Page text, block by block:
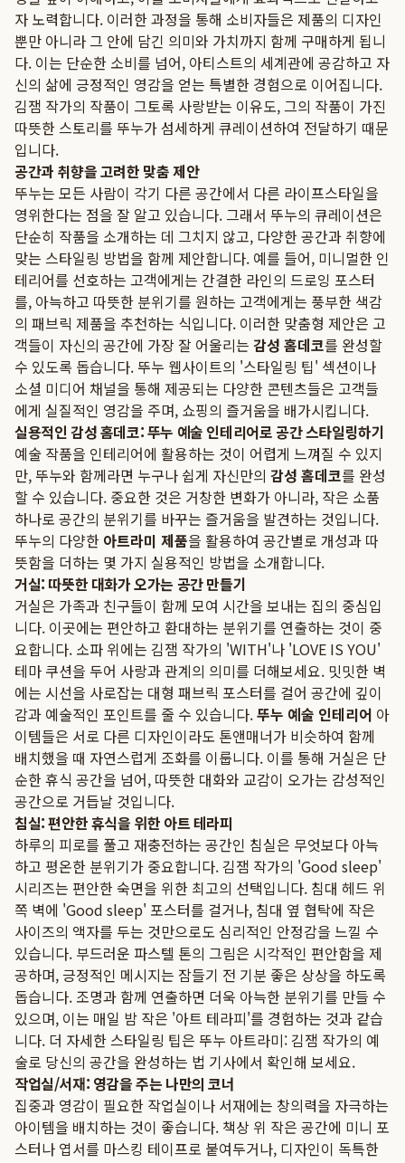
자 노력합니다. 이러한 과정을 통해 소비자들은 제품의 디자인
뿐만 아니라 그 안에 담긴 의미와 가치까지 함께 구매하게 됩니
다. 이는 단순한 소비를 넘어, 아티스트의 세계관에 공감하고 자
신의 삶에 긍정적인 영감을 얻는 특별한 경험으로 이어집니다.
김잼 작가의 작품이 그토록 사랑받는 이유도, 그의 작품이 가진
따뜻한 스토리를 뚜누가 섬세하게 큐레이션하여 전달하기 때문
입니다.
공간과 취향을 고려한 맞춤 제안
뚜누는 모든 사람이 각기 다른 공간에서 다른 라이프스타일을
영위한다는 점을 잘 알고 있습니다. 그래서 뚜누의 큐레이션은
단순히 작품을 소개하는 데 그치지 않고, 다양한 공간과 취향에
맞는 스타일링 방법을 함께 제안합니다. 예를 들어, 미니멀한 인
테리어를 선호하는 고객에게는 간결한 라인의 드로잉 포스터
를, 아늑하고 따뜻한 분위기를 원하는 고객에게는 풍부한 색감
의 패브릭 제품을 추천하는 식입니다. 이러한 맞춤형 제안은 고
객들이 자신의 공간에 가장 잘 어울리는 감성 홈데코를 완성할
수 있도록 돕습니다. 뚜누 웹사이트의 '스타일링 팁' 섹션이나
소셜 미디어 채널을 통해 제공되는 다양한 콘텐츠들은 고객들
에게 실질적인 영감을 주며, 쇼핑의 즐거움을 배가시킵니다.
실용적인 감성 홈데코: 뚜누 예술 인테리어로 공간 스타일링하기
예술 작품을 인테리어에 활용하는 것이 어렵게 느껴질 수 있지
만, 뚜누와 함께라면 누구나 쉽게 자신만의 감성 홈데코를 완성
할 수 있습니다. 중요한 것은 거창한 변화가 아니라, 작은 소품
하나로 공간의 분위기를 바꾸는 즐거움을 발견하는 것입니다.
뚜누의 다양한 아트라미 제품을 활용하여 공간별로 개성과 따
뜻함을 더하는 몇 가지 실용적인 방법을 소개합니다.
거실: 따뜻한 대화가 오가는 공간 만들기
거실은 가족과 친구들이 함께 모여 시간을 보내는 집의 중심입
니다. 이곳에는 편안하고 환대하는 분위기를 연출하는 것이 중
요합니다. 소파 위에는 김잼 작가의 'WITH'나 'LOVE IS YOU'
테마 쿠션을 두어 사랑과 관계의 의미를 더해보세요. 밋밋한 벽
에는 시선을 사로잡는 대형 패브릭 포스터를 걸어 공간에 깊이
감과 예술적인 포인트를 줄 수 있습니다.뚜누 예술 인테리어 아
이템들은 서로 다른 디자인이라도 톤앤매너가 비슷하여 함께
배치했을 때 자연스럽게 조화를 이룹니다. 이를 통해 거실은 단
순한 휴식 공간을 넘어, 따뜻한 대화와 교감이 오가는 감성적인
공간으로 거듭날 것입니다.
침실: 편안한 휴식을 위한 아트 테라피
하루의 피로를 풀고 재충전하는 공간인 침실은 무엇보다 아늑
하고 평온한 분위기가 중요합니다. 김잼 작가의 'Good sleep'
시리즈는 편안한 숙면을 위한 최고의 선택입니다. 침대 헤드 위
쪽 벽에 'Good sleep' 포스터를 걸거나, 침대 옆 협탁에 작은
사이즈의 액자를 두는 것만으로도 심리적인 안정감을 느낄 수
있습니다. 부드러운 파스텔 톤의 그림은 시각적인 편안함을 제
공하며, 긍정적인 메시지는 잠들기 전 기분 좋은 상상을 하도록
돕습니다. 조명과 함께 연출하면 더욱 아늑한 분위기를 만들 수
있으며, 이는 매일 밤 작은 '아트 테라피'를 경험하는 것과 같습
니다. 더 자세한 스타일링 팁은 뚜누 아트라미: 김잼 작가의 예
술로 당신의 공간을 완성하는 법 기사에서 확인해 보세요.
작업실/서재: 영감을 주는 나만의 코너
집중과 영감이 필요한 작업실이나 서재에는 창의력을 자극하는
아이템을 배치하는 것이 좋습니다. 책상 위 작은 공간에 미니 포
스터나 엽서를 마스킹 테이프로 붙여두거나, 디자인이 독특한